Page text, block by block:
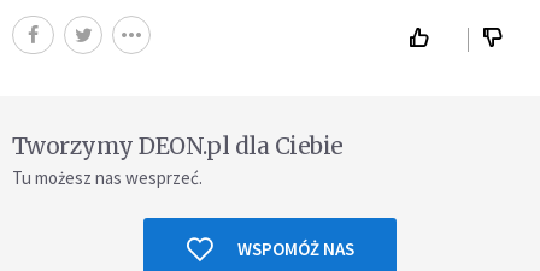
Tworzymy DEON.pl dla Ciebie
Tu możesz nas wesprzeć.
WSPOMÓŻ NAS